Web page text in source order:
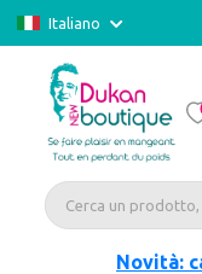
Italiano
Novità: